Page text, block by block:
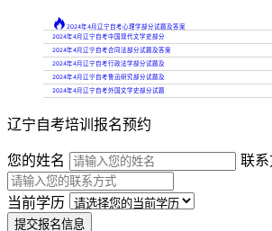
 2024年4月辽宁自考心理学部分试题及答案
2024年4月辽宁自考中国现代文学史部分
2024年4月辽宁自考合同法部分试题及答案
2024年4月辽宁自考行政法学部分试题及
2024年4月辽宁自考鲁迅研究部分试题及
2024年4月辽宁自考外国文学史部分试题
辽宁自考培训报名预约
您的姓名
联
当前学历
提交报名信息